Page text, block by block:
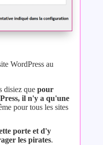
WordPress au
disiez que pour
il n'y a qu'une
pour tous les sites
porte et d'y
les pirates.